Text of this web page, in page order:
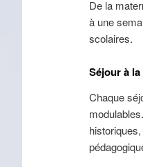
De la
à une
scolaires.
Séjour à
Chaque